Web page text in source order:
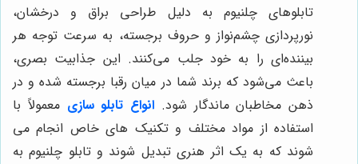
تابلوهای چلنیوم به دلیل طراحی براق و درخشان،
نورپردازی چشم‌نواز و حروف برجسته، به سرعت توجه هر
بیننده‌ای را به خود جلب می‌کنند. این جذابیت بصری،
باعث می‌شود که برند شما در میان رقبا برجسته شده و در
ذهن مخاطبان ماندگار شود. انواع تابلو سازی معمولاً با
استفاده از مواد مختلف و تکنیک های خاص انجام می
شوند که به یک اثر هنری تبدیل شوند و تابلو چلنیوم به